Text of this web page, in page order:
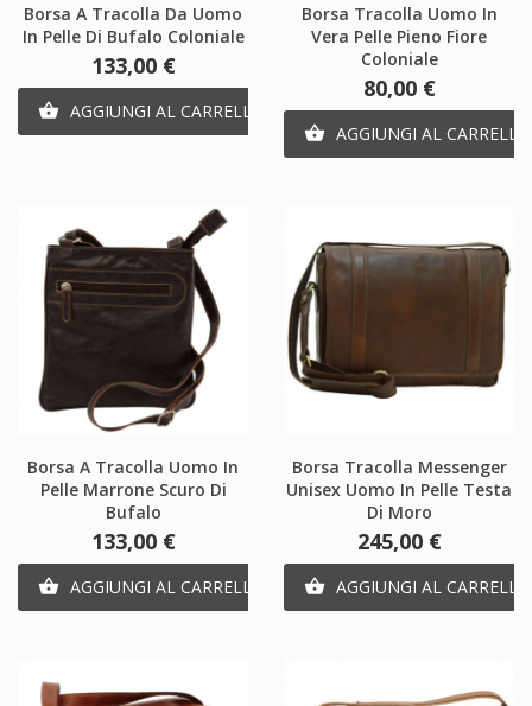
Borsa A Tracolla Da Uomo
In Pelle Di Bufalo Coloniale
Prezzo
133,00 €
 AGGIUNGI AL CARRELLO
Borsa Tracolla Uomo In
Vera Pelle Pieno Fiore
Coloniale
Prezzo
80,00 €
 AGGIUNGI AL CARRELLO
Borsa A Tracolla Uomo In
Pelle Marrone Scuro Di
Bufalo
Prezzo
133,00 €
 AGGIUNGI AL CARRELLO
Borsa Tracolla Messenger
Unisex Uomo In Pelle Testa
Di Moro
Prezzo
245,00 €
 AGGIUNGI AL CARRELLO